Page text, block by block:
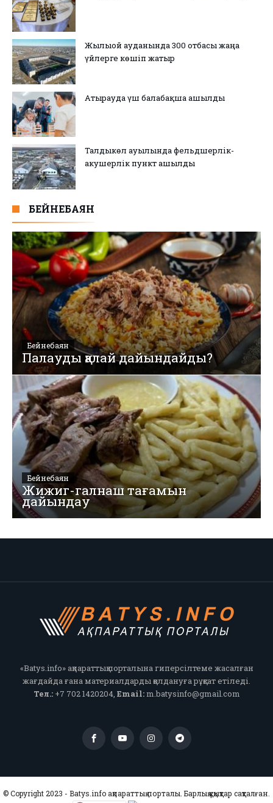
Жылыой ауданында 300 отбасы жаңа
үйлерге көшіп жатыр
Атырауда үш балабақша ашылды
Талдыкөл ауылында фельдшерлік-
акушерлік пункт ашылды
БЕЙНЕБАЯН
Бейнебаян
Палауды қалай дайындайды?
Бейнебаян
Жижиг-галнаш тағамын
дайындау
«Batys.info» ақпараттық порталына гиперсілтеме жасалған
жағдайда ғана материалдарды қолдануға рұқсат етіледі.
Тел.:+7 702 1420204, Email:m.batysinfo@gmail.com
© Copyright 2023 - Batys.info ақпараттық порталы. Барлық құқықтар сақталған.